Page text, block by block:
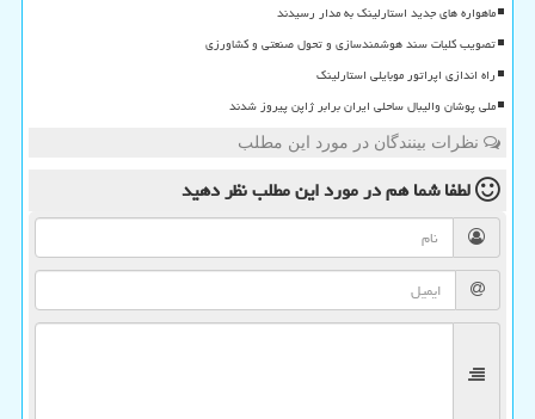
ماهواره های جدید استارلینک به مدار رسیدند
تصویب کلیات سند هوشمندسازی و تحول صنعتی و کشاورزی
راه اندازی اپراتور موبایلی استارلینک
ملی پوشان والیبال ساحلی ایران برابر ژاپن پیروز شدند
نظرات بینندگان در مورد این مطلب
لطفا شما همدر مورد این مطلبنظر دهید